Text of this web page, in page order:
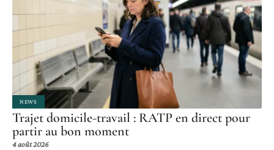
NEWS
Trajet domicile-travail : RATP en direct pour
partir au bon moment
4 août 2026